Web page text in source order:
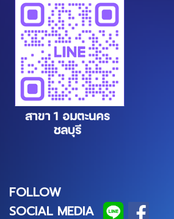
FOLLOW
SOCIAL MEDIA